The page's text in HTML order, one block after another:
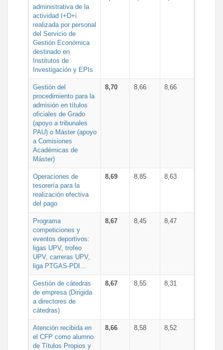
administrativa de la
actividad I+D+i
realizada por personal
del Servicio de
Gestión Económica
destinado en
Institutos de
Investigación y EPIs
Gestión del
procedimiento para la
admisión en títulos
oficiales de Grado
(apoyo a tribunales
PAU) o Máster (apoyo
a Comisiones
Académicas de
Máster)
8,70 8,66 8,66
Operaciones de
tesorería para la
realización efectiva
del pago
8,69 8,85 8,63
Programa
competiciones y
eventos deportivos:
ligas UPV, trofeo
UPV, carreras UPV,
liga PTGAS-PDI...
8,67 8,45 8,47
Gestión de cátedras
de empresa (Dirigida
a directores de
cátedras)
8,67 8,55 8,31
Atención recibida en
el CFP como alumno
de Títulos Propios y
8,66 8,58 8,52